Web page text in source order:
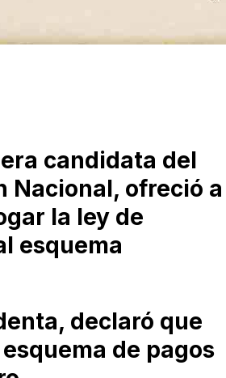
candidata del
Nacional, ofreció a
la ley de
esquema
declaró que
de pagos